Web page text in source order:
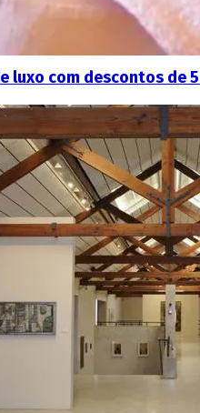
luxo com descontos de